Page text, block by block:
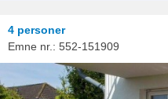
4 personer
Emne nr.: 552-151909